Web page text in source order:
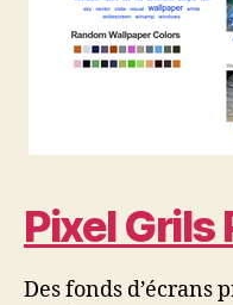
Pixel Grils
Des fonds d’écrans